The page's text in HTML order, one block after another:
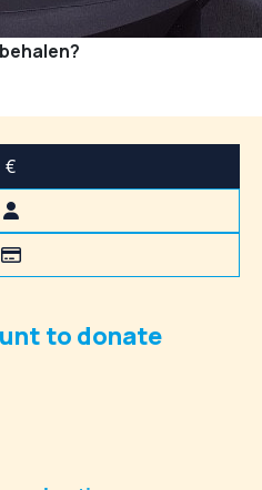
€
to donate